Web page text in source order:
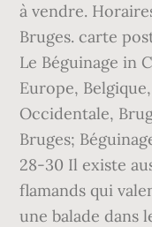
à vendre.
Bruges. carte
Le Béguinage in
Europe,
Occidentale,
Bruges;
28-30 Il existe
flamands qui
une balade dans